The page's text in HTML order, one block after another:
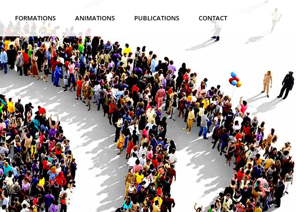
FORMATIONS ANIMATIONS PUBLICATIONS CONTACT